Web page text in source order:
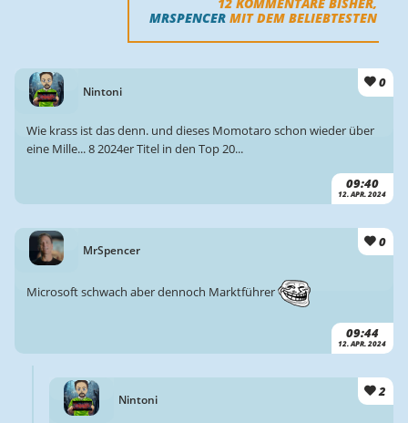
MRSPENCER MIT DEM BELIEBTESTEN
Nintoni
0
09:40
12. APR. 2024
Wie krass ist das denn. und dieses Momotaro schon wieder über
eine Mille... 8 2024er Titel in den Top 20...
MrSpencer
0
09:44
12. APR. 2024
Microsoft schwach aber dennoch Marktführer
Nintoni
2